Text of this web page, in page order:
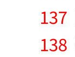
137
138